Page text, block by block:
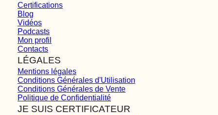
Certifications
Blog
Vidéos
Podcasts
Mon profil
Contacts
LÉGALES
Mentions légales
Conditions Générales d'Utilisation
Conditions Générales de Vente
Politique de Confidentialité
JE SUIS CERTIFICATEUR